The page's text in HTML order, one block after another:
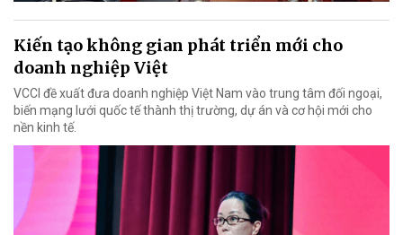
Kiến tạo không gian phát triển mới cho
doanh nghiệp Việt
VCCI đề xuất đưa doanh nghiệp Việt Nam vào trung tâm đối ngoại,
biến mạng lưới quốc tế thành thị trường, dự án và cơ hội mới cho
nền kinh tế.